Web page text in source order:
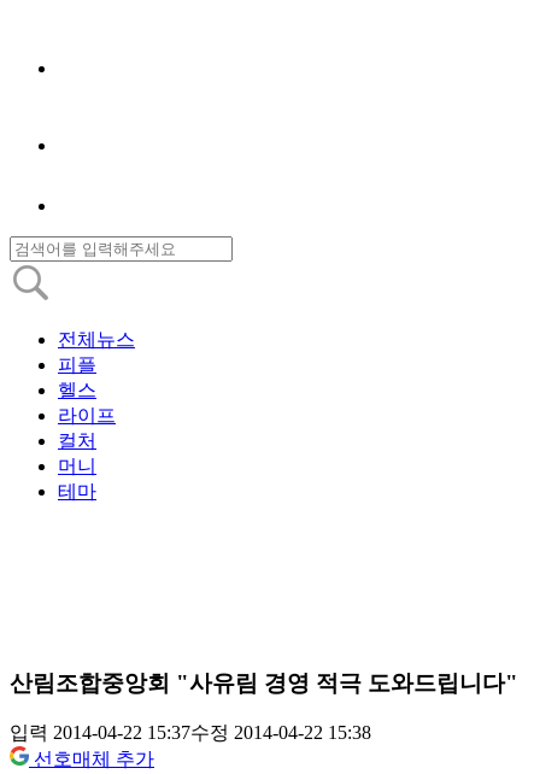
전체뉴스
피플
헬스
라이프
컬처
머니
테마
산림조합중앙회 "사유림 경영 적극 도와드립니다"
입력 2014-04-22 15:37수정 2014-04-22 15:38
선호매체 추가